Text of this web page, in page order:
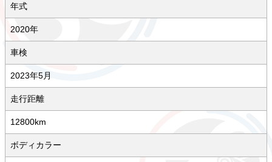
年式
2020年
車検
2023年5月
走行距離
12800km
ボディカラー